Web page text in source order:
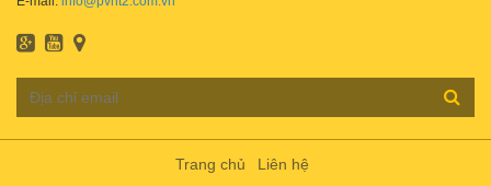
Trang chủ Liên hệ